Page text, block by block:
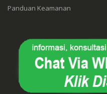
Panduan Keamanan